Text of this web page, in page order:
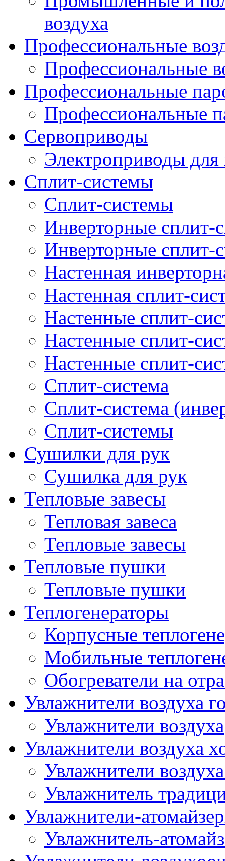
воздуха
Профессиональные
Профессиональные
Профессиональные
Профессиональные
Сервоприводы
Электроприводы
Сплит-системы
Cплит-системы
Инверторные сплит-
Инверторные сплит-
Настенная
Настенная сплит-
Настенные сплит-
Настенные сплит-
Настенные сплит-
Сплит-система
Сплит-система
Сплит-системы
Сушилки для рук
Сушилка для рук
Тепловые завесы
Тепловая завеса
Тепловые завесы
Тепловые пушки
Тепловые пушки
Теплогенераторы
Корпусные
Мобильные
Обогреватели на
Увлажнители воздуха
Увлажнители воздуха
Увлажнители воздуха
Увлажнители
Увлажнитель
Увлажнители-
Увлажнитель-